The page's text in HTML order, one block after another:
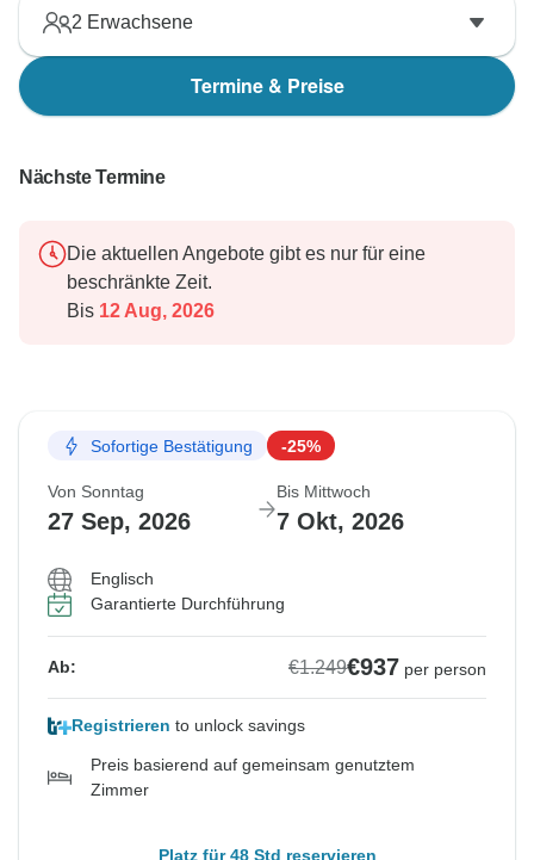
2 Erwachsene
Termine & Preise
Nächste Termine
Die aktuellen Angebote gibt es nur für eine
beschränkte Zeit.
Bis 12 Aug, 2026
Sofortige Bestätigung -25%
Von Sonntag
27 Sep, 2026
Bis Mittwoch
7 Okt, 2026
Englisch
Garantierte Durchführung
Ab: €1.249€937 per person
Registrieren to unlock savings
Preis basierend auf gemeinsam genutztem
Zimmer
Platz für 48 Std reservieren